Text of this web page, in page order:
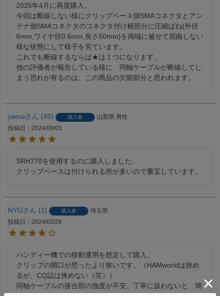
2025年4月に再度購入。
今回は断線しない様にクリップベース側SMAコネクタとアン
テナ側SMAコネクタのコネクタ付け根部分に圧縮ばね(外径
6mm,ワイヤ径0.6mm,長さ50mm)を両端に被せて屈曲しない
様な状態にして様子を見ています。
これでも断線するならば★は１つになります。
他の評価者が報告している様に、同軸ケーブルが断線してし
yama 45 購入者 山梨県 男性
投稿日
2024/09/03
SRH770を使用するのに購入しました。
クリップベースは付けられる所が多いので重宝しています。
NYG 1 購入者
埼玉県
投稿日
2024/03/26
ハンディー機での移動運用を想定して購入。
クリップの開口が思ったより狭いです。（HAMworldは挟め
るが、CQ誌は挟めない（笑））
同軸ケーブルの接合部の強度が不安。丁寧に扱わないと　簡